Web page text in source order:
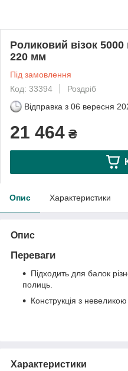
Роликовий візок
220 мм
Під замовлення
Код: 33394
Роздріб
Відправка з 06 вересня
21 464 ₴
Опис Характеристики
Опис
Переваги
Підходить для балок
полиць.
Конструкція з
Характеристики